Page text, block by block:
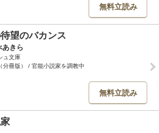
無料立読み
望のバカンス
あきら
ュ文庫
分冊版） / 官能小説家を調教中
無料立読み